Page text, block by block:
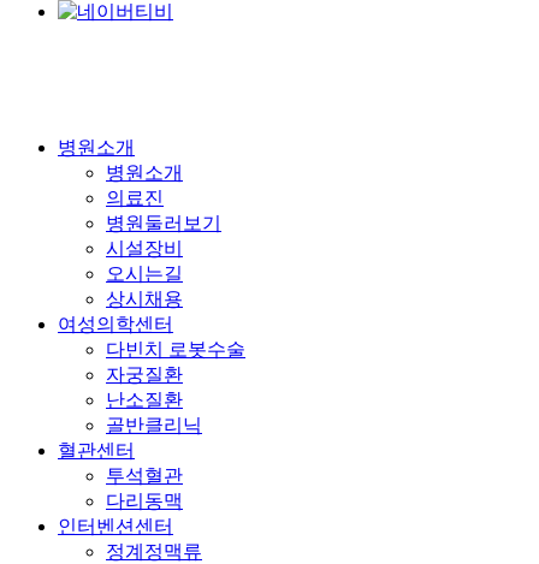
Close
병원소개
병원소개
의료진
병원둘러보기
시설장비
오시는길
상시채용
여성의학센터
다빈치 로봇수술
자궁질환
난소질환
골반클리닉
혈관센터
투석혈관
다리동맥
인터벤션센터
정계정맥류